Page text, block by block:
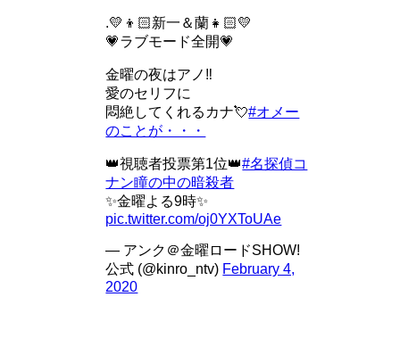
.💛👦🏻新一＆蘭👧🏻💛
💗ラブモード全開💗
金曜の夜はアノ‼️
愛のセリフに
悶絶してくれるカナ💘#オメー
のことが・・・
👑視聴者投票第1位👑#名探偵コ
ナン瞳の中の暗殺者
✨金曜よる9時✨
pic.twitter.com/oj0YXToUAe
— アンク＠金曜ロードSHOW!
公式 (@kinro_ntv) February 4,
2020